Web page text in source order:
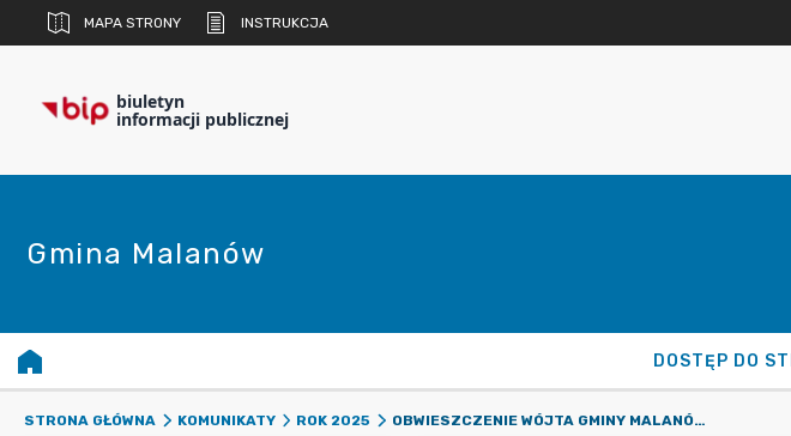
MAPA STRONY INSTRUKCJA
biuletyn
informacji publicznej
Gmina Malanów
DOSTĘP DO
STRONA GŁÓWNA KOMUNIKATY ROK 2025 OBWIESZCZENIE WÓJTA GMINY MALANÓW O WSZCZĘCIU POSTĘPOWANIA W SPRAWIE WYDANIA DECYZJI CELU PUBLICZNEGO W M. MIŁACZEW I MIŁACZEWEK